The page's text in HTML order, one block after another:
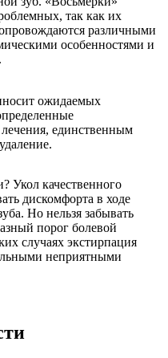
так как их
различными
особенностями и
ожидаемых
единственным
Укол качественного
дискомфорта в ходе
Но нельзя забывать
порог болевой
случаях экстирпация
неприятными